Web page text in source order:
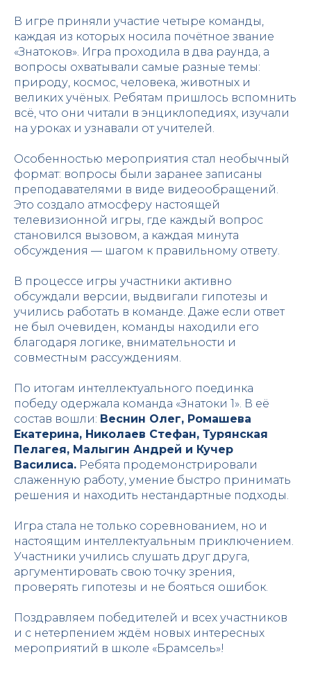
В игре приняли участие четыре команды,
каждая из которых носила почётное звание
«Знатоков». Игра проходила в два раунда, а
вопросы охватывали самые разные темы:
природу, космос, человека, животных и
великих учёных. Ребятам пришлось вспомнить
всё, что они читали в энциклопедиях, изучали
на уроках и узнавали от учителей.
Особенностью мероприятия стал необычный
формат: вопросы были заранее записаны
преподавателями в виде видеообращений.
Это создало атмосферу настоящей
телевизионной игры, где каждый вопрос
становился вызовом, а каждая минута
обсуждения — шагом к правильному ответу.
В процессе игры участники активно
обсуждали версии, выдвигали гипотезы и
учились работать в команде. Даже если ответ
не был очевиден, команды находили его
благодаря логике, внимательности и
совместным рассуждениям.
По итогам интеллектуального поединка
победу одержала команда «Знатоки 1». В её
состав вошли: Веснин Олег, Ромашева
Екатерина, Николаев Стефан, Турянская
Пелагея, Малыгин Андрей и Кучер
Василиса. Ребята продемонстрировали
слаженную работу, умение быстро принимать
решения и находить нестандартные подходы.
Игра стала не только соревнованием, но и
настоящим интеллектуальным приключением.
Участники учились слушать друг друга,
аргументировать свою точку зрения,
проверять гипотезы и не бояться ошибок.
Поздравляем победителей и всех участников
и с нетерпением ждём новых интересных
мероприятий в школе «Брамсель»!